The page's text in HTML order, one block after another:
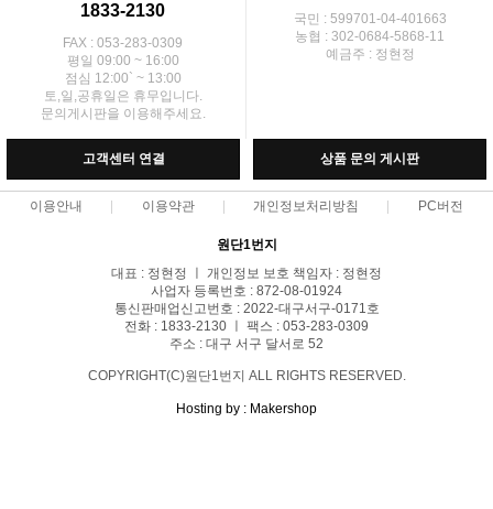
1833-2130
FAX : 053-283-0309
평일 09:00 ~ 16:00
점심 12:00` ~ 13:00
토,일,공휴일은 휴무입니다.
문의게시판을 이용해주세요.
국민 : 599701-04-401663
농협 : 302-0684-5868-11
예금주 : 정현정
고객센터 연결 상품 문의 게시판
이용안내 이용약관 개인정보처리방침 PC버전
원단1번지
대표 : 정현정 ㅣ 개인정보 보호 책임자 : 정현정
사업자 등록번호 : 872-08-01924
통신판매업신고번호 : 2022-대구서구-0171호
전화 : 1833-2130 ㅣ 팩스 : 053-283-0309
주소 : 대구 서구 달서로 52
COPYRIGHT(C)원단1번지 ALL RIGHTS RESERVED.
Hosting by : Makershop